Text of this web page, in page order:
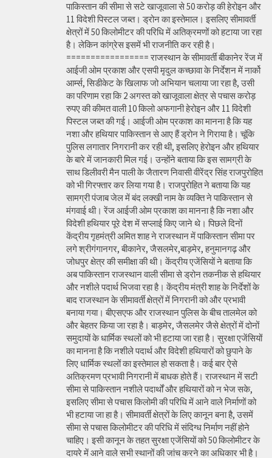
पाकिस्तान की सीमा से सटे खाजूवाला से 50 करोड़ की हेरोइन और
11 विदेशी पिस्टल जब्त। ड्रोन का इस्तेमाल। इसलिए सीमावर्ती
क्षेत्रों में 50 किलोमीटर की परिधि में अतिक्रमणों को हटाया जा रहा
है। लेकिन कांग्रेस इसमें भी राजनीति कर रही है।
================= राजस्थान के सीमावर्ती बीकानेर रेंज में
आईजी ओम प्रकाश और एसपी मृदुल कच्छावा के निर्देशन में नार्को
आर्म्स, सिडीकेट के खिलाफ जो अभियान चलाया जा रहा है, उसी
का परिणाम रहा कि 2 अगस्त को खाजूवाला क्षेत्र से पचास करोड़
रुपए की कीमत वाली 10 किलो अफगानी हेरोइन और 11 विदेशी
पिस्टल जब्त की गई। आईजी ओम प्रकाश का मानना है कि यह
नशा और हथियार पाकिस्तान से आए हैं ड्रोन ने गिराया है। चूंकि
पुलिस लगातार निगरानी कर रही थी, इसलिए हेरोइन और हथियार
के बारे में जानकारी मिल गई। उन्होंने बताया कि इस सामग्री के
साथ डिलीवरी मैन पाली के जैतारण निवासी वीरेंद्र सिंह राजपुरोहित
को भी गिरफ्तार कर लिया गया है। राजपुरोहित ने बताया कि यह
सामग्री पंजाब जेल में बंद लक्खी नाम के व्यक्ति ने पाकिस्तान से
मंगवाई थी। रेंज आईजी ओम प्रकाश का मानना है कि नशा और
विदेशी हथियार पूरे देश में सप्लाई किए जाने थे। पिछले दिनों
केंद्रीय गृहमंत्री अमित शाह ने राजस्थान में पाकिस्तान सीमा पर
लगे श्रीगंगानगर, बीकानेर, जैसलमेर,बाड़मेर, हनुमानगढ़ और
जोधपुर क्षेत्र की समीक्षा की थी। केंद्रीय एजेंसियों ने बताया कि
अब पाकिस्तान राजस्थान वाली सीमा से ड्रोन तकनीक से हथियार
और नशीले पदार्थ भिजवा रहा है। केंद्रीय मंत्री शाह के निर्देशों के
बाद राजस्थान के सीमावर्ती क्षेत्रों में निगरानी को और प्रभावी
बनाया गया। बीएसएफ और राजस्थान पुलिस के बीच तालमेल को
और बेहतर किया जा रहा है। बाड़मेर, जैसलमेर जैसे क्षेत्रों में दोनों
समुदायों के धार्मिक स्थलों को भी हटाया जा रहा है। सुरक्षा एजेंसियों
का मानना है कि नशीले पदार्थ और विदेशी हथियारों को छुपाने के
लिए धार्मिक स्थलों का इस्तेमाल हो सकता है। कई बार ऐसे
अतिक्रमण प्रभावी निगरानी में बाधक होते हैं। राजस्थान में सटी
सीमा से पाकिस्तान नशीले पदार्थों और हथियारों को न भेज सके,
इसलिए सीमा से पचास किलोमी की परिधि में आने वाले निर्माणों को
भी हटाया जा हा है। सीमावर्ती क्षेत्रों के लिए कानून बना है, उसमें
सीमा से पचास किलोमीटर की परिधि में संदिग्ध निर्माण नहीं होने
चाहिए। इसी कानून के तहत सुरक्षा एजेंसियों को 50 किलोमीटर के
दायरे में आने वाले सभी स्थानों की जांच करने का अधिकार भी है।